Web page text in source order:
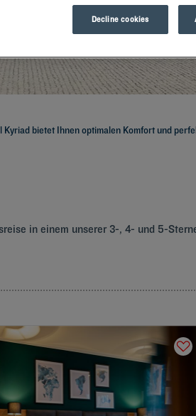
bietet Ihnen optimalen Komfort und
in einem unserer 3-, 4- und 5-
Decline cookies